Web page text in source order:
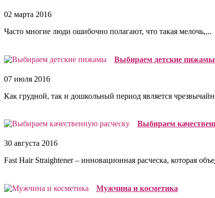
02 марта 2016
Часто многие люди ошибочно полагают, что такая мелочь,...
Выбираем детские пижамы
07 июля 2016
Как грудной, так и дошкольный период является
Выбираем
30 августа 2016
Fast Hair Straightener – инновационная расческа, которая
Мужчина и косметика